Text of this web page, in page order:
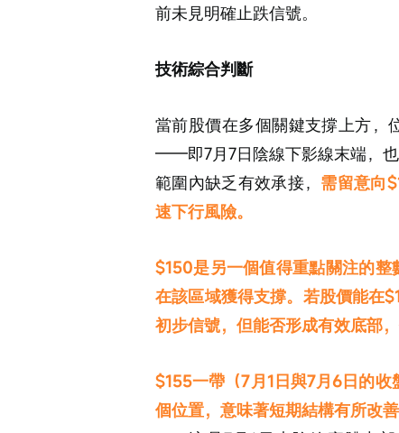
前未見明確止跌信號。
技術綜合判斷
當前股價在多個關鍵支撐上方，
——即7月7日陰線下影線末端，
範圍內缺乏有效承接， 需留意向
速下行風險。
$150是另一個值得重點關注的整
在該區域獲得支撐。若股價能在
初步信號，但能否形成有效底部
$155一帶（7月1日與7月6日的
個位置，意味著短期結構有所改善